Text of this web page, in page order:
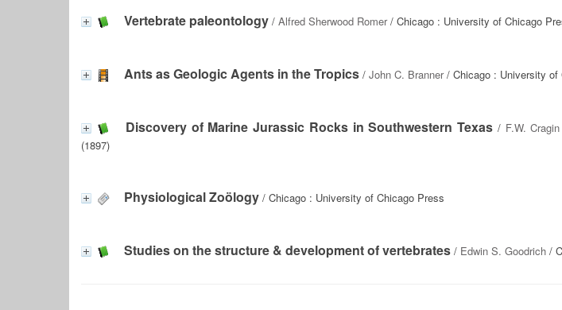
Vertebrate paleontology / Alfred Sherwood Romer/ Chicago : University of Chicago
Ants as Geologic Agents in the Tropics / John C. Branner/ Chicago : University of
Discovery of Marine Jurassic Rocks in Southwestern Texas / F.W. Cragin
(1897)
Physiological Zoölogy / Chicago : University of Chicago Press
Studies on the structure & development of vertebrates / Edwin S. Goodrich /